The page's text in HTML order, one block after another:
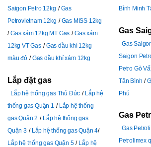
Saigon Petro 12kg
Gas
Petrovietnam 12kg
Gas MISS 12kg
Gas xám 12kg MT Gas
Gas xám
12kg VT Gas
Gas dầu khí 12kg
màu đỏ
Gas dầu khí xám 12kg
Lắp đặt gas
Lắp hệ thống gas Thủ Đức
Lắp hệ
thống gas Quận 1
Lắp hệ thống
gas Quận 2
Lắp hệ thống gas
Quận 3
Lắp hệ thống gas Quận 4
Lắp hệ thống gas Quận 5
Lắp hệ
Bình Minh
Gas
Gas
Saigon
Petro Gò
Tân Bình
Phú
Gas
Gas
Petrolimex